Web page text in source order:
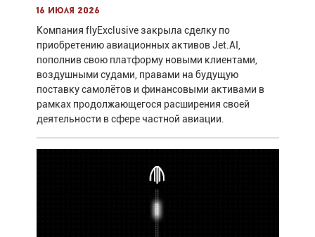
16 июля 2026
Компания flyExclusive закрыла сделку по
приобретению авиационных активов Jet.AI,
пополнив свою платформу новыми клиентами,
воздушными судами, правами на будущую
поставку самолётов и финансовыми активами в
рамках продолжающегося расширения своей
деятельности в сфере частной авиации.